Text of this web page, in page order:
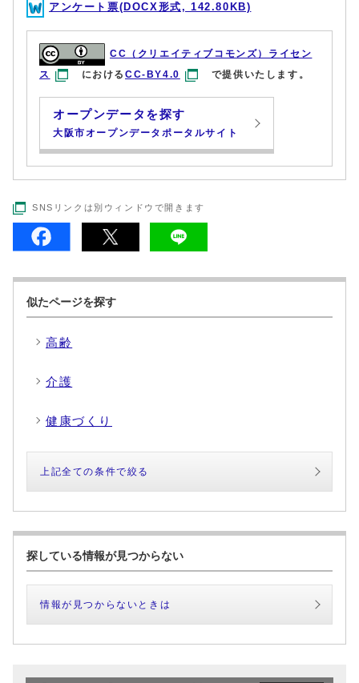
アンケート票(DOCX形式, 142.80KB)
CC（クリエイティブコモンズ）ライセン
ス
におけるCC-BY4.0 で提供いたします。
オープンデータを探す
大阪市オープンデータポータルサイト
SNSリンクは別ウィンドウで開きます
似たページを探す
高齢
介護
健康づくり
上記全ての条件で絞る
探している情報が見つからない
情報が見つからないときは